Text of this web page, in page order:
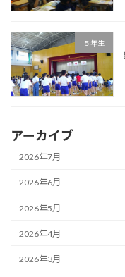
５年生
アーカイブ
2026年7月
2026年6月
2026年5月
2026年4月
2026年3月